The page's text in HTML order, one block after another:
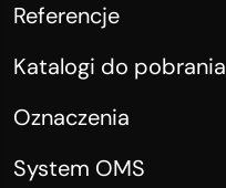
Referencje
Katalogi do pobrania
Oznaczenia
System OMS